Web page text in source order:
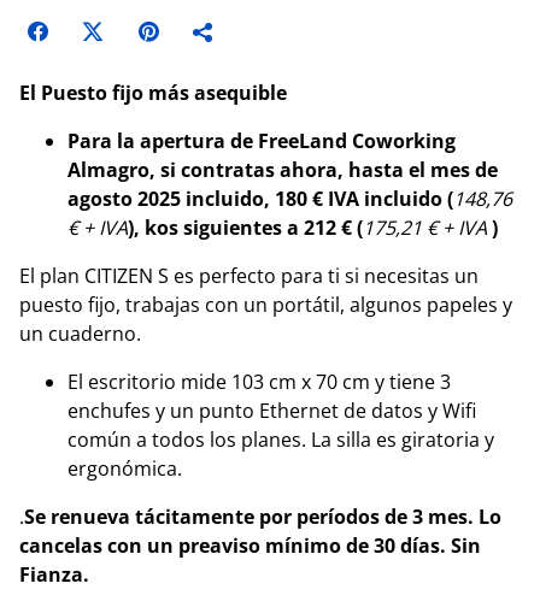
El Puesto fijo más asequible
Para la apertura de FreeLand Coworking
Almagro, si contratas ahora, hasta el mes de
agosto 2025 incluido, 180 € IVA incluido (148,76
€ + IVA), kos siguientes a 212 € (175,21 € + IVA)
El plan CITIZEN S es perfecto para ti si necesitas un
puesto fijo, trabajas con un portátil, algunos papeles y
un cuaderno.
El escritorio mide 103 cm x 70 cm y tiene 3
enchufes y un punto Ethernet de datos y Wifi
común a todos los planes. La silla es giratoria y
ergonómica.
.Se renueva tácitamente por períodos de 3 mes. Lo
cancelas con un preaviso mínimo de 30 días. Sin
Fianza.